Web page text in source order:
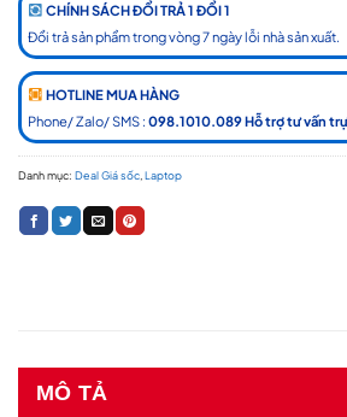
CHÍNH SÁCH ĐỔI TRẢ 1 ĐỔI 1
Đổi trả sản phẩm trong vòng 7 ngày lỗi nhà sản xuất.
HOTLINE MUA HÀNG
Phone/ Zalo/ SMS : 098.1010.089 Hỗ trợ tư vấn
Danh mục: Deal Giá sốc,Laptop
MÔ TẢ